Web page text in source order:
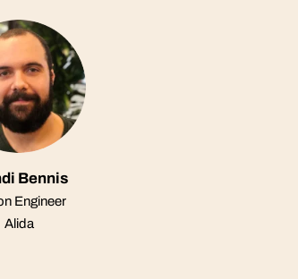
Bennis
Engineer
Alida